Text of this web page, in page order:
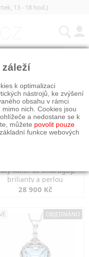
13 - 18 hod.)
kolier se smaragdy,
brilianty a perlou
28 900 Kč
OBJEDNÁNO
k optimalizaci
nástrojů, ke zvýšení
obsahu v rámci
nich. Cookies jsou
a nedostane se k
můžete povolit pouze
funkce webových